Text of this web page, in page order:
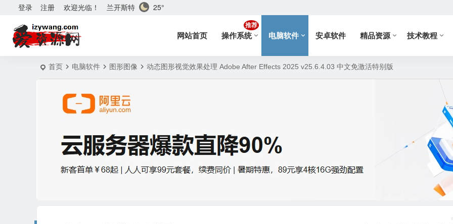
欢迎光临！
登录 注册 兰开斯特 25°
网站首页 操作系统
推荐
电脑软件 安卓软件 精品资源 技术教程
首页 电脑软件 图形图像 动态图形视觉效果处理 Adobe After Effects 2025 v25.6.4.03 中文免激活特别版